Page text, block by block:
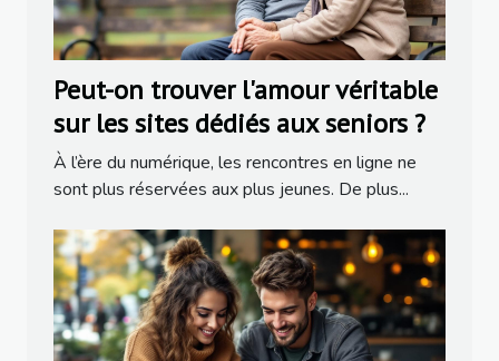
Peut-on trouver l'amour véritable
sur les sites dédiés aux seniors ?
À l’ère du numérique, les rencontres en ligne ne
sont plus réservées aux plus jeunes. De plus...